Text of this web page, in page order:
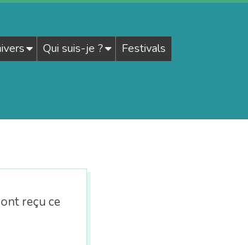
Qui suis-je ?
Festivals
reçu ce